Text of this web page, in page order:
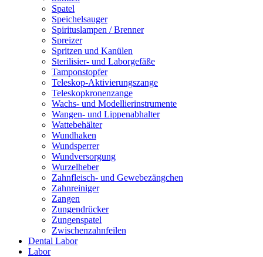
Spatel
Speichelsauger
Spirituslampen / Brenner
Spreizer
Spritzen und Kanülen
Sterilisier- und Laborgefäße
Tamponstopfer
Teleskop-Aktivierungszange
Teleskopkronenzange
Wachs- und Modellierinstrumente
Wangen- und Lippenabhalter
Wattebehälter
Wundhaken
Wundsperrer
Wundversorgung
Wurzelheber
Zahnfleisch- und Gewebezängchen
Zahnreiniger
Zangen
Zungendrücker
Zungenspatel
Zwischenzahnfeilen
Dental Labor
Labor